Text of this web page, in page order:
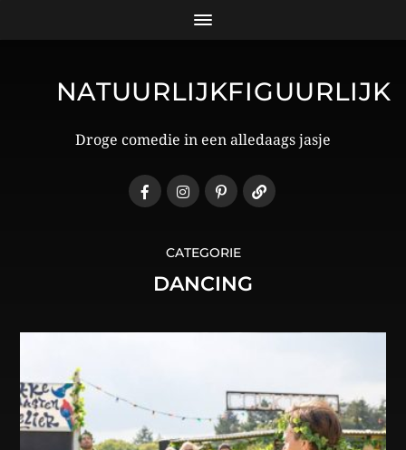
NATUURLIJKFIGUURLIJK
Droge comedie in een alledaags jasje
CATEGORIE
DANCING